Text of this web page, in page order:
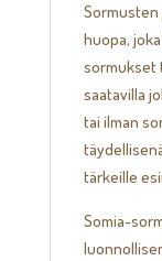
Sormusten
huopa,
sormukset
saatavilla
tai ilman
tärkeille
Somia-